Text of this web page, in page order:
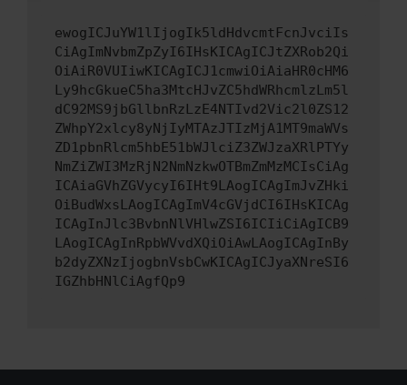
ewogICJuYW1lIjogIk5ldHdvcmtFcnJvciIs
CiAgImNvbmZpZyI6IHsKICAgICJtZXRob2Qi
OiAiR0VUIiwKICAgICJ1cmwiOiAiaHR0cHM6
Ly9hcGkueC5ha3MtcHJvZC5hdWRhcmlzLm5l
dC92MS9jbGllbnRzLzE4NTIvd2Vic2l0ZS12
ZWhpY2xlcy8yNjIyMTAzJTIzMjA1MT9maWVs
ZD1pbnRlcm5hbE51bWJlciZ3ZWJzaXRlPTYy
NmZiZWI3MzRjN2NmNzkwOTBmZmMzMCIsCiAg
ICAiaGVhZGVycyI6IHt9LAogICAgImJvZHki
OiBudWxsLAogICAgImV4cGVjdCI6IHsKICAg
ICAgInJlc3BvbnNlVHlwZSI6ICIiCiAgICB9
LAogICAgInRpbWVvdXQiOiAwLAogICAgInBy
b2dyZXNzIjogbnVsbCwKICAgICJyaXNreSI6
IGZhbHNlCiAgfQp9